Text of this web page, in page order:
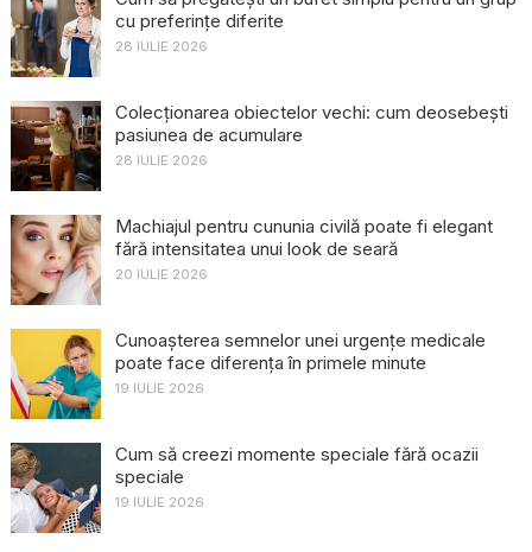
cu preferințe diferite
28 IULIE 2026
Colecționarea obiectelor vechi: cum deosebești
pasiunea de acumulare
28 IULIE 2026
Machiajul pentru cununia civilă poate fi elegant
fără intensitatea unui look de seară
20 IULIE 2026
Cunoașterea semnelor unei urgențe medicale
poate face diferența în primele minute
19 IULIE 2026
Cum să creezi momente speciale fără ocazii
speciale
19 IULIE 2026